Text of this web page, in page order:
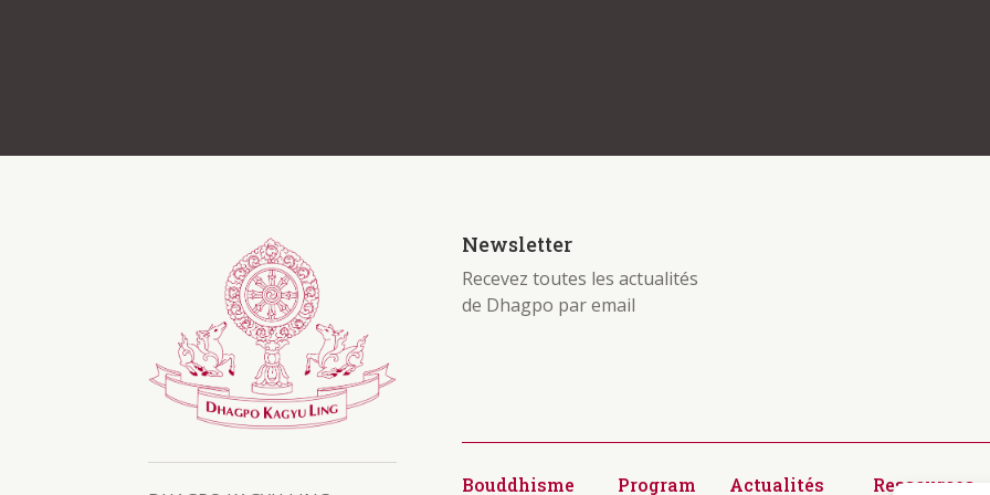
Newsletter
Recevez toutes les actualités
de Dhagpo par email
Bouddhisme Program Actualités Ressources